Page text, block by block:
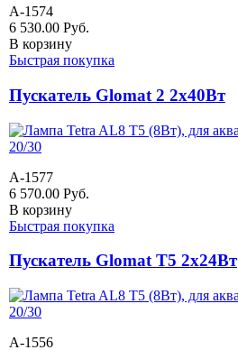
A-1574
6 530.00 Руб.
В корзину
Быстрая покупка
Пускатель Glomat 2 2х40Вт
A-1577
6 570.00 Руб.
В корзину
Быстрая покупка
Пускатель Glomat Т5 2х24Вт
A-1556